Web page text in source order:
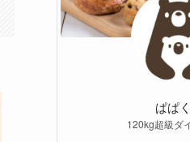
ぱぱ
120kg超級ダ